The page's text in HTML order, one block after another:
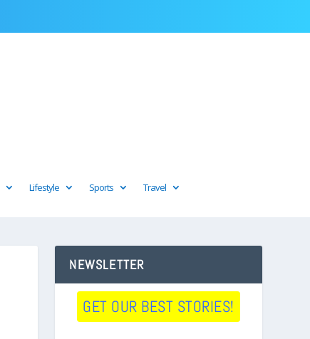
Lifestyle Sports Travel
NEWSLETTER
GET OUR BEST STORIES!